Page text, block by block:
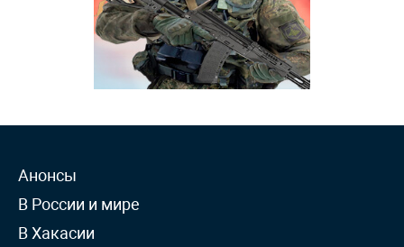
Анонсы
В России и мире
В Хакасии